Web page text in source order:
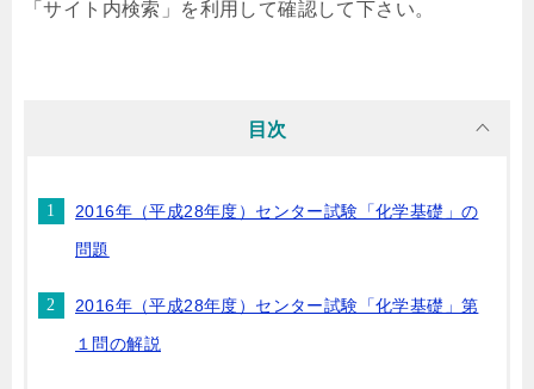
「サイト内検索」を利用して確認して下さい。
目次
2016年（平成28年度）センター試験「化学基礎」の
問題
2016年（平成28年度）センター試験「化学基礎」第
１問の解説